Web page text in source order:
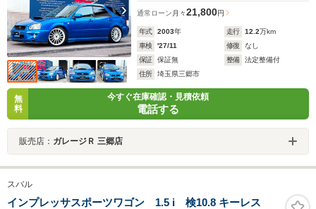
通常ローン 月々21,800円
年式 2003年 走行 12.2万km
車検
'27/11 修復
なし
保証
保証無 整備
法定整備付
住所
埼玉県三郷市
無
料
今すぐ在庫確認・見積依頼
電話する
販売店： ガレージＲ 三郷店
スバル
インプレッサスポーツワゴン 1.5 i 検10.8 キーレス